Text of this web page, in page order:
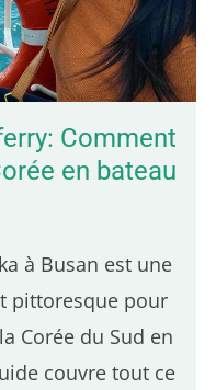
y trouve aussi
sur de grands
Comment
en bateau
à Busan est une
pittoresque pour
Corée du Sud en
couvre tout ce